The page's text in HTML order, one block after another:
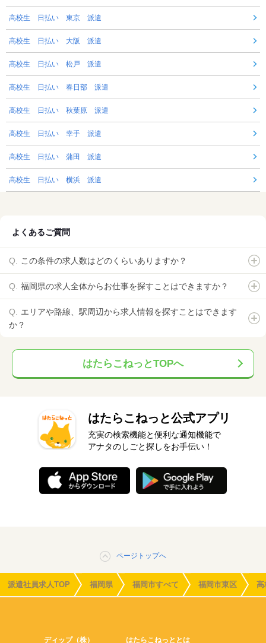
高校生 日払い 東京 派遣
高校生 日払い 大阪 派遣
高校生 日払い 松戸 派遣
高校生 日払い 春日部 派遣
高校生 日払い 秋葉原 派遣
高校生 日払い 幸手 派遣
高校生 日払い 蒲田 派遣
高校生 日払い 横浜 派遣
よくあるご質問
この条件の求人数はどのくらいありますか？
福岡県の求人全体からお仕事を探すことはできますか？
エリアや路線、駅周辺から求人情報を探すことはできます
か？
はたらこねっとTOPへ
はたらこねっと公式アプリ
充実の検索機能と便利な通知機能で
アナタのしごと探しをお手伝い！
ページトップへ
派遣社員求人TOP 福岡県 福岡市すべて 福岡市東区
ディップ（株） はたらこねっととは